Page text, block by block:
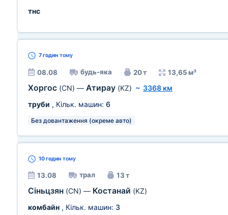
тнс
7 годин тому
08.08 будь-яка 20 т 13,65 м³
Хоргос (CN) — Атирау (KZ) ~ 3368 км
труби , Кільк. машин: 6
Без довантаження (окреме авто)
10 годин тому
13.08 трал 13 т
Сіньцзян (CN) — Костанай (KZ)
комбайн , Кільк. машин: 3